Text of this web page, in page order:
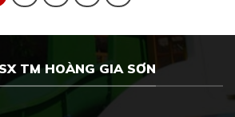
TM HOÀNG GIA SƠN